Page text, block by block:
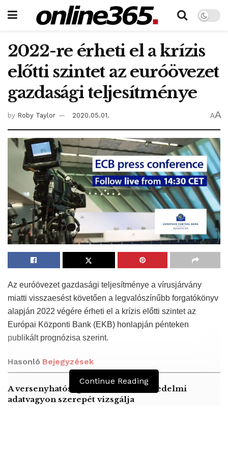
2022-re érheti el a krízis
előtti szintet az euróövezet
gazdasági teljesítménye
by Roby Taylor 2020.05.01. AA
Az euróövezet gazdasági teljesítménye a vírusjárvány
miatti visszaesést követően a legvalószínűbb forgatókönyv
alapján 2022 végére érheti el a krízis előtti szintet az
Európai Központi Bank (EKB) honlapján pénteken
publikált prognózisa szerint.
Hasonló Bejegyzések
A versenyhatóság az online-kereskedelmi
adatvagyon szerepét vizsgálja
Continue Reading